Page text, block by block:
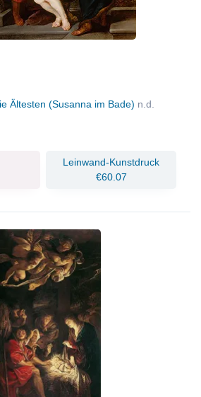
Ältesten (Susanna im Bade) n.d.
Leinwand-Kunstdruck
€60.07